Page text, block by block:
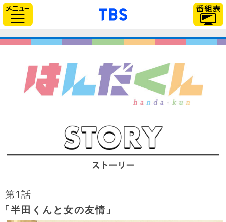
「TBSテレビ」トップ
第1話
「半田くんと女の友情」
// Can also be used with $(document).ready()